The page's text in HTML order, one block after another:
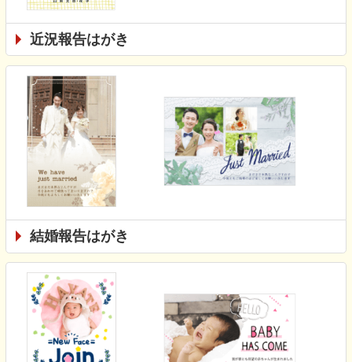
近況報告はがき
結婚報告はがき